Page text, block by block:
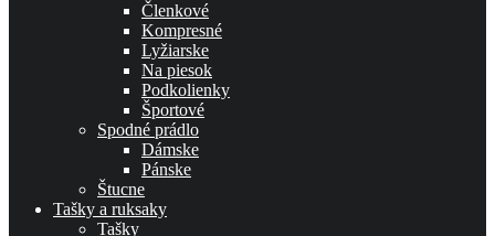
Členkové
Kompresné
Lyžiarske
Na piesok
Podkolienky
Športové
Spodné prádlo
Dámske
Pánske
Štucne
Tašky a ruksaky
Tašky